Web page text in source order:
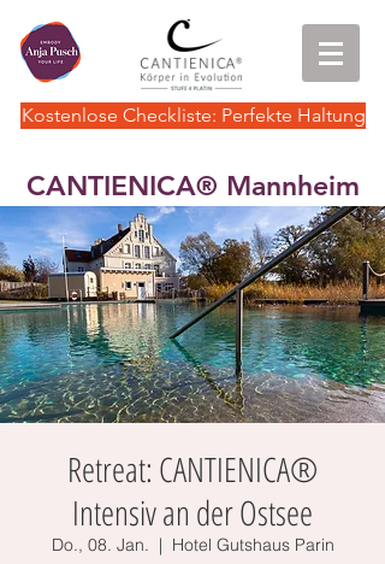
Kostenlose Checkliste: Perfekte Haltung
CANTIENICA® Mannheim
Retreat: CANTIENICA®
Intensiv an der Ostsee
Do., 08. Jan.
  |
Hotel Gutshaus Parin